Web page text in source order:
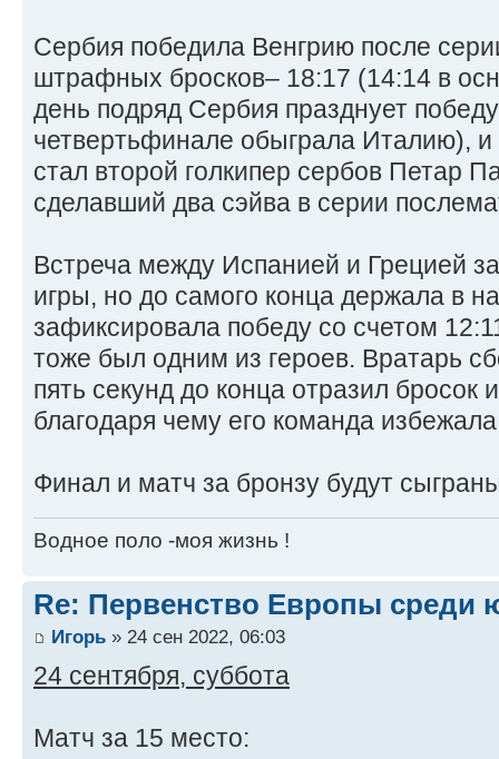
Сербия победила Венгрию после
штрафных бросков– 18:17 (14:14 в
день подряд Сербия празднует
четвертьфинале обыграла Италию),
стал второй голкипер сербов Петар
сделавший два сэйва в серии
Встреча между Испанией и Грецией
игры, но до самого конца держала в
зафиксировала победу со счетом
тоже был одним из героев. Вратарь
пять секунд до конца отразил бросок
благодаря чему его команда
Финал и матч за бронзу будут
Водное поло -моя жизнь !
Re: Первенство Европы среди
Игорь » 24 сен 2022, 06:03
24 сентября, суббота
Матч за 15 место: